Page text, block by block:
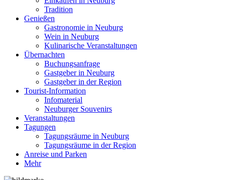
Tradition
Genießen
Gastronomie in Neuburg
Wein in Neuburg
Kulinarische Veranstaltungen
Übernachten
Buchungsanfrage
Gastgeber in Neuburg
Gastgeber in der Region
Tourist-Information
Infomaterial
Neuburger Souvenirs
Veranstaltungen
Tagungen
Tagungsräume in Neuburg
Tagungsräume in der Region
Anreise und Parken
Mehr